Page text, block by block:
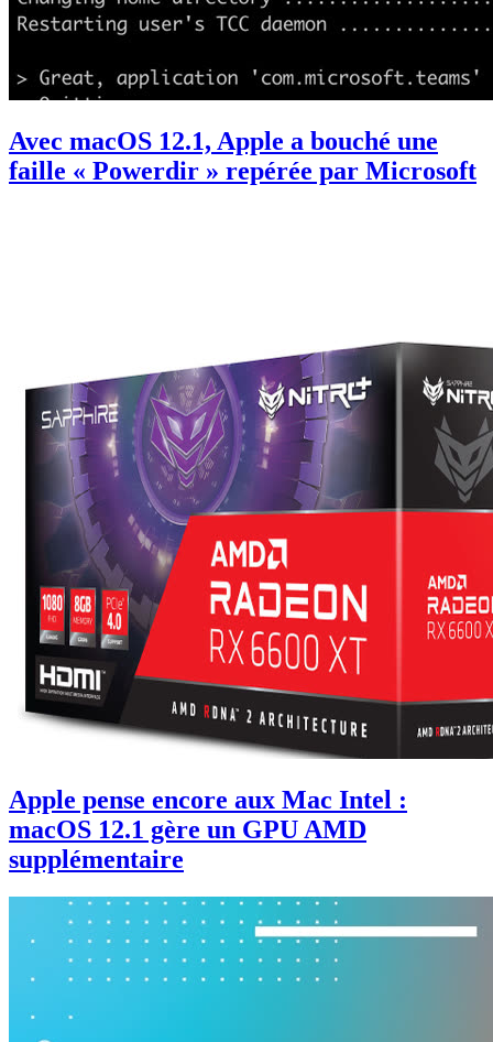
Avec macOS 12.1, Apple a bouché une
faille « Powerdir » repérée par Microsoft
Apple pense encore aux Mac Intel :
macOS 12.1 gère un GPU AMD
supplémentaire